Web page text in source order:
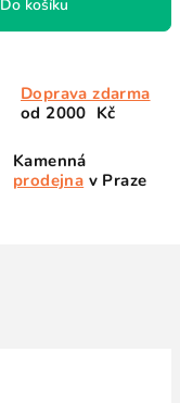
Do košíku
Doprava zdarma
od 2000 Kč
Kamenná
prodejna v Praze